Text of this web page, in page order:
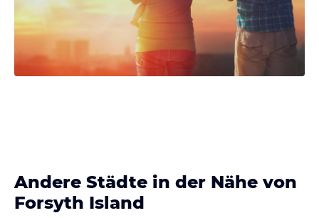
Andere Städte in der Nähe von
Forsyth Island